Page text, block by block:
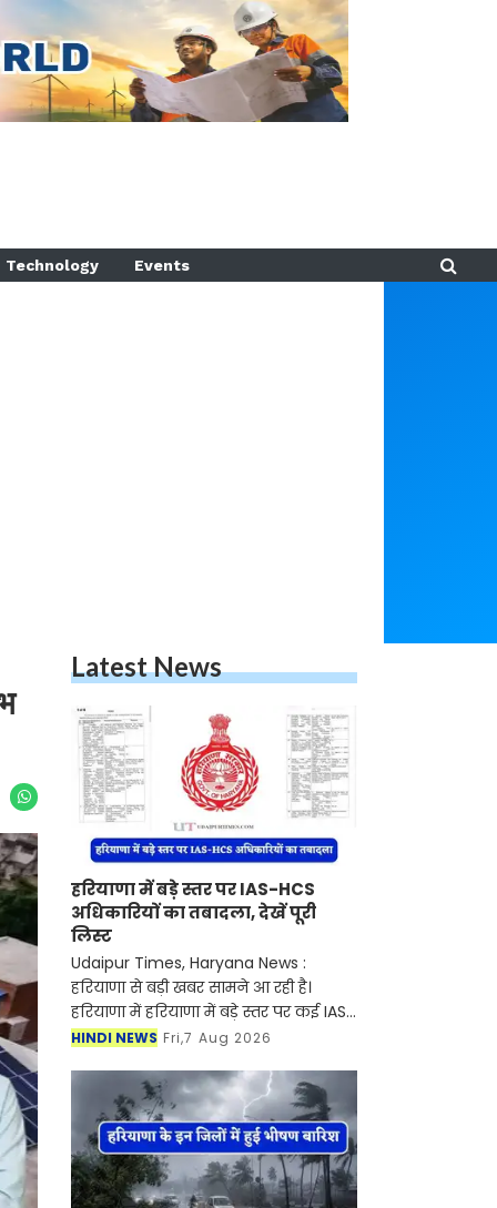
Technology Events
Latest News
हरियाणा में बड़े स्तर पर IAS-HCS
अधिकारियों का तबादला, देखें पूरी
लिस्ट
Udaipur Times, Haryana News :
हरियाणा से बड़ी खबर सामने आ रही है।
हरियाणा में हरियाणा में बड़े स्तर पर कई IAS-
HCS अधिकारियों का तबादला कर दिया गया
कर दिए है। आइए देख
HINDI NEWS Fri,7 Aug 2026